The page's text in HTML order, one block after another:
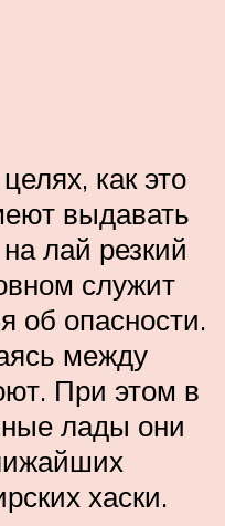
как это
выдавать
лай резкий
служит
об опасности.
между
При этом в
лады они
хаски.